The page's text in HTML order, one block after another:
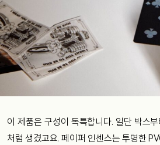
이 제품은 구성이 독특합니다. 일단 박스
처럼 생겼고요. 페이퍼 인센스는 투명한